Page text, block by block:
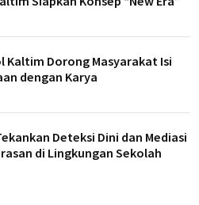
Kaltim Dorong Masyarakat Isi
dengan Karya
Deteksi Dini dan Mediasi
di Lingkungan Sekolah